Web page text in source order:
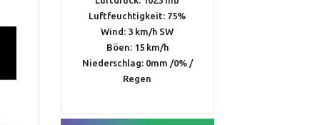
Luftfeuchtigkeit: 75%
Wind: 3 km/h SW
Böen: 15 km/h
Niederschlag: 0mm /0%/
Regen